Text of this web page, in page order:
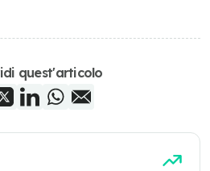
quest'articolo